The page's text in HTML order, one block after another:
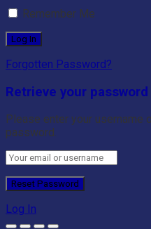
Remember Me
Forgotten Password?
Retrieve your password
Please enter your username
password.
Log In